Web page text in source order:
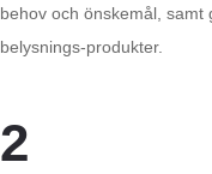
behov och önskemål,
belysnings-produkter.
2